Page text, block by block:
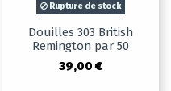
Rupture de stock
Douilles 303 British
Remington par 50
39,00 €